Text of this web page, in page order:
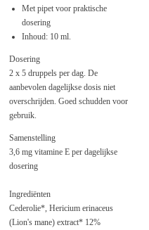
Met pipet voor praktische
dosering
Inhoud: 10 ml.
Dosering
2 x 5 druppels per dag. De
aanbevolen dagelijkse dosis niet
overschrijden. Goed schudden voor
gebruik.
Samenstelling
3,6 mg vitamine E per dagelijkse
dosering
Ingrediënten
Cederolie*, Hericium erinaceus
(Lion's mane) extract* 12%